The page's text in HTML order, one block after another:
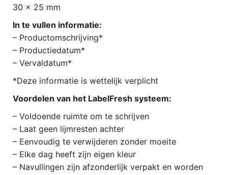
30 x 25 mm
In te vullen informatie:
– Productomschrijving*
– Productiedatum*
– Vervaldatum*
*Deze informatie is wettelijk verplicht
Voordelen van het LabelFresh systeem:
– Voldoende ruimte om te schrijven
– Laat geen lijmresten achter
– Eenvoudig te verwijderen zonder moeite
– Elke dag heeft zijn eigen kleur
– Navullingen zijn afzonderlijk verpakt en worden